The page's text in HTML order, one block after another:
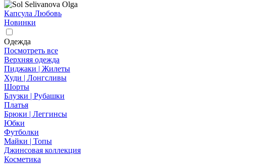
Капсула Любовь
Новинки
Одежда
Посмотреть все
Верхняя одежда
Пиджаки | Жилеты
Худи | Лонгсливы
Шорты
Блузки | Рубашки
Платья
Брюки | Леггинсы
Юбки
Футболки
Майки | Топы
Джинсовая коллекция
Косметика